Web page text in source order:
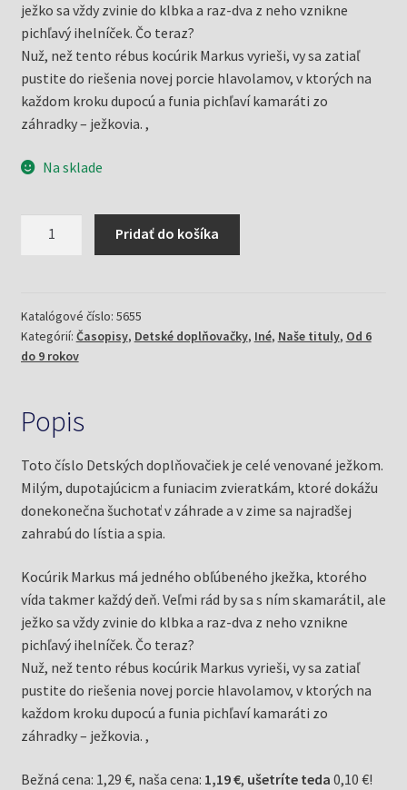
ježko sa vždy zvinie do klbka a raz-dva z neho vznikne
pichľavý ihelníček. Čo teraz?
Nuž, než tento rébus kocúrik Markus vyrieši, vy sa zatiaľ
pustite do riešenia novej porcie hlavolamov, v ktorých na
každom kroku dupocú a funia pichľaví kamaráti zo
záhradky – ježkovia. ,
Na sklade
a
ježkovia
Pridať do košíka
Katalógové číslo: 5655
Kategórií: Časopisy, Detské doplňovačky, Iné, Naše tituly, Od 6
do 9 rokov
Popis
Toto číslo Detských doplňovačiek je celé venované ježkom.
Milým, dupotajúcicm a funiacim zvieratkám, ktoré dokážu
donekonečna šuchotať v záhrade a v zime sa najradšej
zahrabú do lístia a spia.
Kocúrik Markus má jedného obľúbeného jkežka, ktorého
vída takmer každý deň. Veľmi rád by sa s ním skamarátil, ale
ježko sa vždy zvinie do klbka a raz-dva z neho vznikne
pichľavý ihelníček. Čo teraz?
Nuž, než tento rébus kocúrik Markus vyrieši, vy sa zatiaľ
pustite do riešenia novej porcie hlavolamov, v ktorých na
každom kroku dupocú a funia pichľaví kamaráti zo
záhradky – ježkovia. ,
Bežná cena: 1,29 €, naša cena: 1,19 €, ušetríte teda 0,10 €!